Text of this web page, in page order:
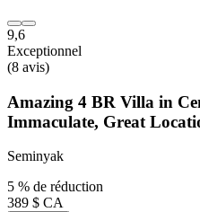
9,6
Exceptionnel
(8 avis)
Amazing 4 BR Villa in
Immaculate, Great
Seminyak
5 % de réduction
389 $ CA